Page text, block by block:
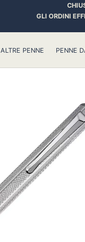
GLI ORDINI
ALTRE PENNE PENNE